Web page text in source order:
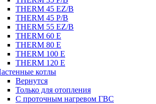
THERM 45 EZ/B
THERM 45 P/B
THERM 55 EZ/B
THERM 60 E
THERM 80 E
THERM 100 E
THERM 120 E
котлы
Вернутся
Только для отопления
С проточным нагревом ГВС